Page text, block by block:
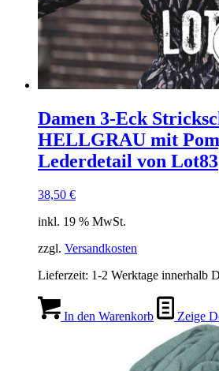
Damen 3-Eck
HELLGRAU mit
Lederdetail von Lot83
38,50 €
inkl. 19 % MwSt.
zzgl. Versandkosten
Lieferzeit: 1-2 Werktage innerhalb
In den Warenkorb Zeige